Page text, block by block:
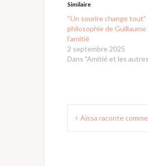
Similaire
“Un sourire change tout”
philosophie de Guillaume
l’amitié
2 septembre 2025
Dans "Amitié et les
Navigation
Aïssa raconte